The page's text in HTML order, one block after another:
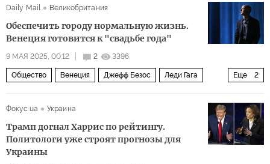
Daily Mail
Великобритания
Обеспечить городу нормальную жизнь.
Венеция готовится к "свадьбе года"
9 МАЯ 2025, 00:12 2 3396
Еще 2
Общество Венеция Джефф Безос Леди Гага
Фокус.ua
Украина
Трамп догнал Харрис по рейтингу.
Политологи уже строят прогнозы для
Украины